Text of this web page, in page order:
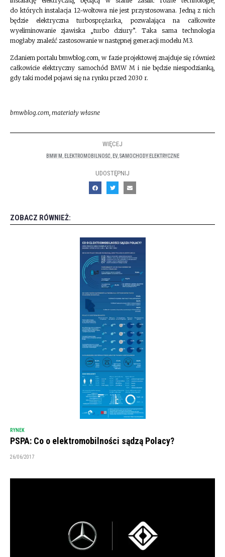
do których instalacja 12-woltowa nie jest przystosowana. Jedną z nich
będzie elektryczna turbosprężarka, pozwalająca na całkowite
wyeliminowanie zjawiska „turbo dziury”. Taka sama technologia
mogłaby znaleźć zastosowanie w następnej generacji modelu M3.
Zdaniem portalu bmwblog.com, w fazie projektowej znajduje się również
całkowicie elektryczny samochód BMW M i nie będzie niespodzianką,
gdy taki model pojawi się na rynku przed 2030 r.
bmwblog.com, materiały własne
WIĘCEJ
BMW M , ELEKTROMOBILNOŚĆ, EV,SAMOCHODY ELEKTRYCZNE
UDOSTĘPNIJ
ZOBACZ RÓWNIEŻ:
RYNEK
PSPA: Co o elektromobilności sądzą Polacy?
26/06/2017